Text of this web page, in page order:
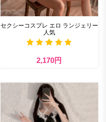
セクシーコスプレ エロ ランジェリー
人気
2,170円